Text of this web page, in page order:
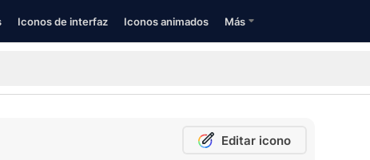
Iconos de interfaz Iconos animados Más
Editar icono